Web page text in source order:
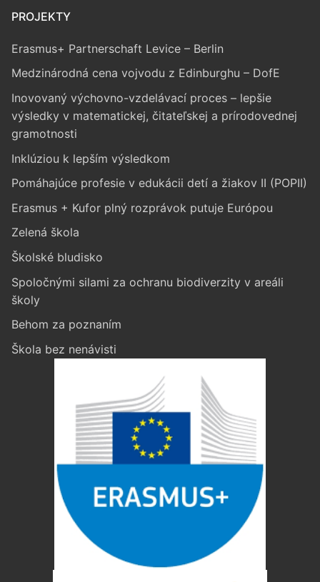
PROJEKTY
Erasmus+ Partnerschaft Levice – Berlin
Medzinárodná cena vojvodu z Edinburghu – DofE
Inovovaný výchovno-vzdelávací proces – lepšie
výsledky v matematickej, čitateľskej a prírodovednej
gramotnosti
Inklúziou k lepším výsledkom
Pomáhajúce profesie v edukácii detí a žiakov II (POPII)
Erasmus + Kufor plný rozprávok putuje Európou
Zelená škola
Školské bludisko
Spoločnými silami za ochranu biodiverzity v areáli
školy
Behom za poznaním
Škola bez nenávisti